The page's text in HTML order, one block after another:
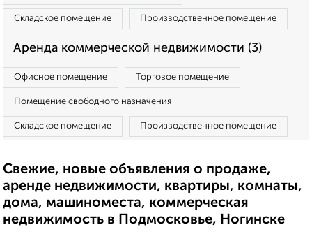
Складское помещение Производственное помещение
Аренда коммерческой недвижимости (3)
Офисное помещение Торговое помещение
Помещение свободного назначения
Складское помещение Производственное помещение
Свежие, новые объявления о продаже,
аренде недвижимости, квартиры, комнаты,
дома, машиноместа, коммерческая
недвижимость в Подмосковье, Ногинске